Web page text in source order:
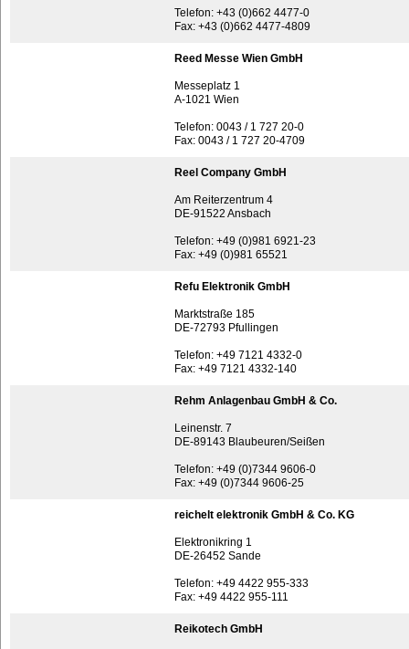
Telefon: +43 (0)662 4477-0
Fax: +43 (0)662 4477-4809
Reed Messe Wien GmbH
Messeplatz 1
A-1021 Wien
Telefon: 0043 / 1 727 20-0
Fax: 0043 / 1 727 20-4709
Reel Company GmbH
Am Reiterzentrum 4
DE-91522 Ansbach
Telefon: +49 (0)981 6921-23
Fax: +49 (0)981 65521
Refu Elektronik GmbH
Marktstraße 185
DE-72793 Pfullingen
Telefon: +49 7121 4332-0
Fax: +49 7121 4332-140
Rehm Anlagenbau GmbH & Co.
Leinenstr. 7
DE-89143 Blaubeuren/Seißen
Telefon: +49 (0)7344 9606-0
Fax: +49 (0)7344 9606-25
reichelt elektronik GmbH & Co. KG
Elektronikring 1
DE-26452 Sande
Telefon: +49 4422 955-333
Fax: +49 4422 955-111
Reikotech GmbH